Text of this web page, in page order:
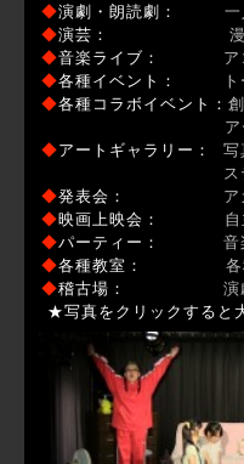
◆演劇・朗読劇：
◆演芸：
◆音楽ライブ：
◆各種イベント：
◆各種コラボイベント：
アートなとパフ
◆アートギャラリー：
写
ステージを利用し
◆発表会：
◆映画上映会：
自主
◆パーティー： 音
◆各種教室：
◆稽古場： 演
★写真をクリックすると